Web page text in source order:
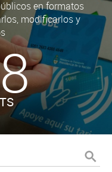
en formatos
modificarlos y